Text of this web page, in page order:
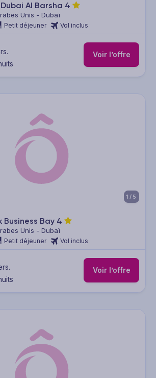
Al Barsha 4
Unis - Dubaï
Petit déjeuner Vol inclus
Voir l’offre
1/5
Business Bay 4
Unis - Dubaï
Petit déjeuner Vol inclus
Voir l’offre